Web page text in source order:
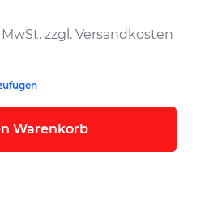
zzgl. Versandkosten
Warenkorb